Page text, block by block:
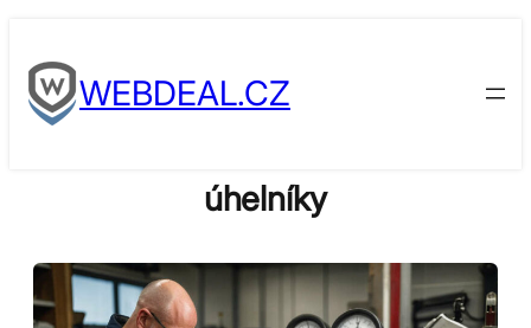
to
contentWEBDEAL.CZ
úhelníky